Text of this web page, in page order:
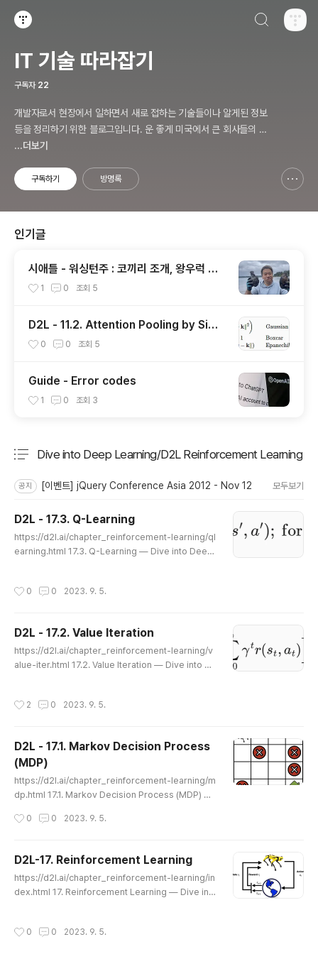
IT 기술 따라잡기
구독자 22
개발자로서 현장에서 일하면서 새로 접하는 기술들이나 알게된 정보
등을 정리하기 위한 블로그입니다. 운 좋게 미국에서 큰 회사들의 프
로젝트에서 컬설턴트로 일하고 있어서 새로운 기술들을 접할 기회가
분들과 정보를 공유하고 싶습니다.
...더보기
구독하기 방명록
인기글
시애틀 - 워싱턴주 : 코끼리 조개, 왕우럭 조
개, 굴, 홍합이 널려 있는 집 근처 해변.
1 0 조회 5
D2L - 11.2. Attention Pooling by Simil
arity
0 0 조회 5
Guide - Error codes
1 0 조회 3
Dive into Deep Learning/D2L Reinforcement Learning
공지 [이벤트] jQuery Conference Asia 2012 - Nov 12 모두보기
D2L - 17.3. Q-Learning
https://d2l.ai/chapter_reinforcement-learning/ql
earning.html 17.3. Q-Learning — Dive into Deep
alue Iteration algorithm which requires accessin
s section, we will look at Q-Learning (Watkins an
d Dayan, 1992) ..
0 0 2023. 9. 5.
D2L - 17.2. Value Iteration
https://d2l.ai/chapter_reinforcement-learning/v
alue-iter.html 17.2. Value Iteration — Dive into D
o pick the best action for the robot at each state
implement it for a simulated robot that travels o
ver..
2 0 2023. 9. 5.
D2L - 17.1. Markov Decision Process
(MDP)
https://d2l.ai/chapter_reinforcement-learning/m
dp.html 17.1. Markov Decision Process (MDP) —
l.ai 17.1. Markov Decision Process (MDP) In this s
on processes (MDPs) and describe various co
mponents of MDPs in detail. 이 섹션에서는 MDP(M
arkov Decision Process)를 사용하여 강화학..
0 0 2023. 9. 5.
D2L-17. Reinforcement Learning
https://d2l.ai/chapter_reinforcement-learning/in
dex.html 17. Reinforcement Learning — Dive int
rsity of Pennsylvania and Amazon), Rasool Fako
0 0 2023. 9. 5.